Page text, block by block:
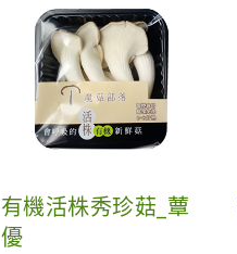
有機活株秀珍菇_蕈
優